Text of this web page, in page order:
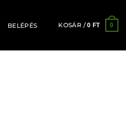
BELÉPÉS KOSÁR /0 FT 0